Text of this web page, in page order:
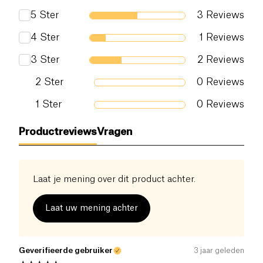
Zout (g) 1.5 g
5 Ster 3 Reviews
4 Ster 1 Reviews
3 Ster 2 Reviews
2 Ster 0 Reviews
1 Ster 0 Reviews
ProductreviewsVragen
Laat je mening over dit product achter.
Laat uw mening achter
Geverifieerde gebruiker 3 jaar geleden